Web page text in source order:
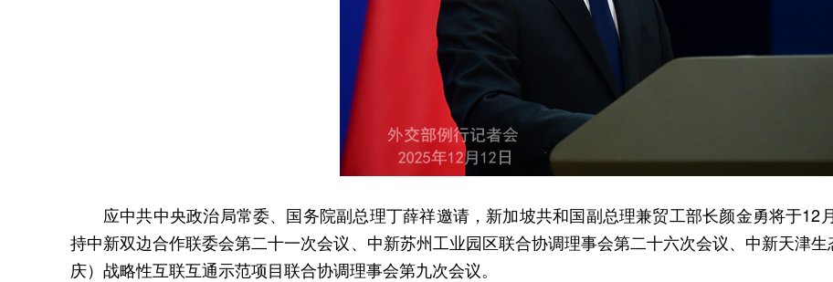
应中共中央政治局常委、国务院副总理丁薛祥邀请，新加坡共和国副总理兼贸工部长颜金勇将于12
持中新双边合作联委会第二十一次会议、中新苏州工业园区联合协调理事会第二十六次会议、中新天津
庆）战略性互联互通示范项目联合协调理事会第九次会议。